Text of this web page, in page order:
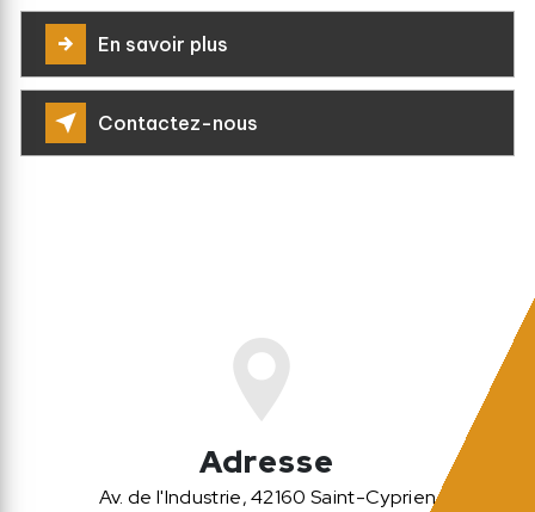
En savoir plus
Contactez-nous
Adresse
Av. de l'Industrie, 42160 Saint-Cyprien